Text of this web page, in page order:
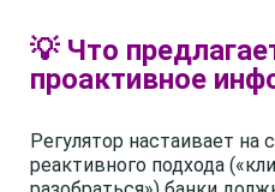
💡 Что
проактивное
Регулятор настаивает
реактивного подхода